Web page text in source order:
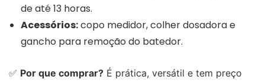
de até 13 horas.
Acessórios:copo medidor, colher dosadora e
gancho para remoção do batedor.
✅ Por que comprar? É prática, versátil e tem preço